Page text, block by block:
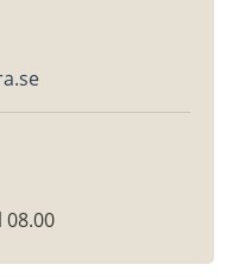
08.00